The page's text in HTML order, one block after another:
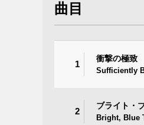
曲目
1
衝撃の極致
Sufficiently
2
ブライト・
Bright, Blue